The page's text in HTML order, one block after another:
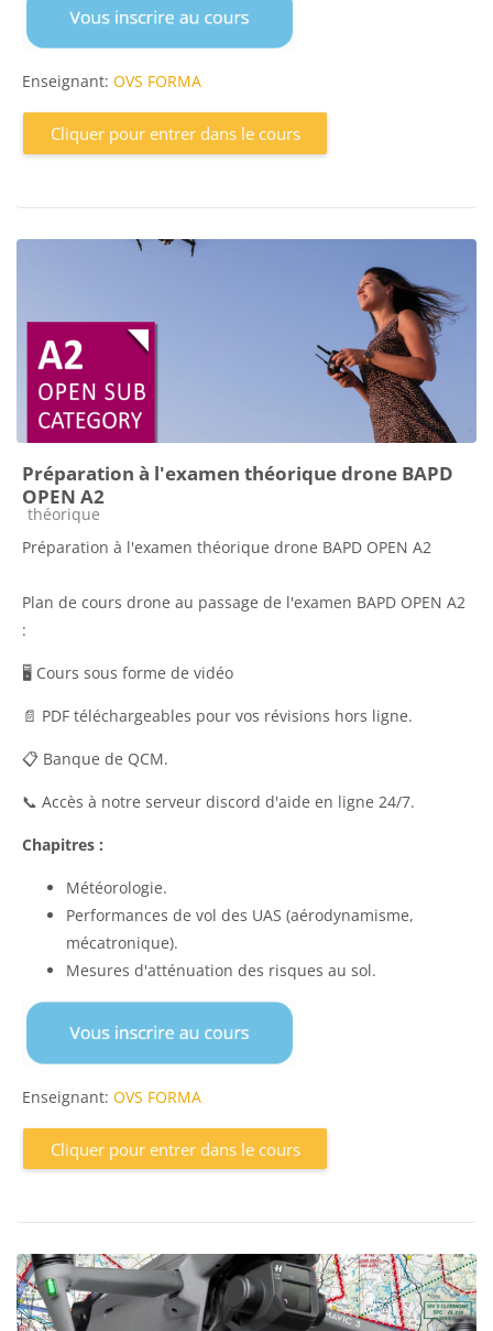
Enseignant: OVS FORMA
Cliquer pour entrer dans le cours
Préparation à l'examen théorique drone BAPD
OPEN A2
Catégorie de cours
théorique
Préparation à l'examen théorique drone BAPD OPEN A2
Plan de cours drone au passage de l'examen BAPD OPEN A2
:
🖥️ Cours sous forme de vidéo
📄 PDF téléchargeables pour vos révisions hors ligne.
📋 Banque de QCM.
📞 Accès à notre serveur discord d'aide en ligne 24/7.
Chapitres :
Météorologie.
Performances de vol des UAS (aérodynamisme,
mécatronique).
Mesures d'atténuation des risques au sol.
Enseignant: OVS FORMA
Cliquer pour entrer dans le cours